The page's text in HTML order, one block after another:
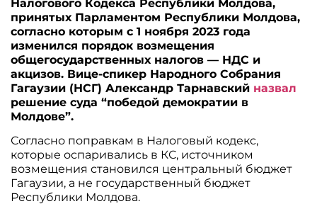
Налогового Кодекса Республики Молдова,
принятых Парламентом Республики Молдова,
согласно которым с 1 ноября 2023 года
изменился порядок возмещения
общегосударственных налогов — НДС и
акцизов. Вице-спикер Народного Собрания
Гагаузии (НСГ) Александр Тарнавский назвал
решение суда “победой демократии в
Молдове”.
Согласно поправкам в Налоговый кодекс,
которые оспаривались в КС, источником
возмещения становился центральный бюджет
Гагаузии, а не государственный бюджет
Республики Молдова.